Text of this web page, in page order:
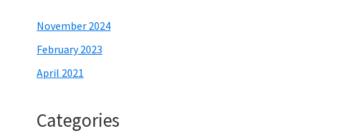
November 2024
February 2023
April 2021
Categories